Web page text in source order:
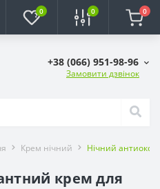
0 0 0
+38 (066) 951-98-96
Замовити дзвінок
Крем нічний Нічний
крем для